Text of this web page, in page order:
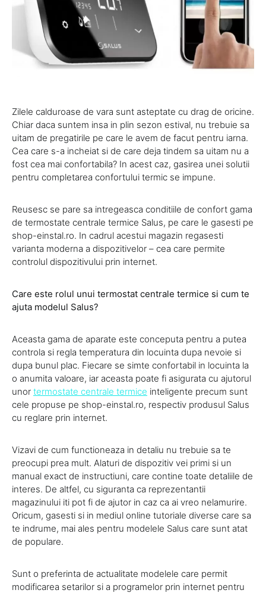
Zilele calduroase de vara sunt asteptate cu drag de oricine.
Chiar daca suntem insa in plin sezon estival, nu trebuie sa
uitam de pregatirile pe care le avem de facut pentru iarna.
Cea care s-a incheiat si de care deja tindem sa uitam nu a
fost cea mai confortabila? In acest caz, gasirea unei solutii
pentru completarea confortului termic se impune.
Reusesc se pare sa intregeasca conditiile de confort gama
de termostate centrale termice Salus, pe care le gasesti pe
shop-einstal.ro. In cadrul acestui magazin regasesti
varianta moderna a dispozitivelor – cea care permite
controlul dispozitivului prin internet.
Care este rolul unui termostat centrale termice si cum te
ajuta modelul Salus?
Aceasta gama de aparate este conceputa pentru a putea
controla si regla temperatura din locuinta dupa nevoie si
dupa bunul plac. Fiecare se simte confortabil in locuinta la
o anumita valoare, iar aceasta poate fi asigurata cu ajutorul
unor termostate centrale termice inteligente precum sunt
cele propuse pe shop-einstal.ro, respectiv produsul Salus
cu reglare prin internet.
Vizavi de cum functioneaza in detaliu nu trebuie sa te
preocupi prea mult. Alaturi de dispozitiv vei primi si un
manual exact de instructiuni, care contine toate detaliile de
interes. De altfel, cu siguranta ca reprezentantii
magazinului iti pot fi de ajutor in caz ca ai vreo nelamurire.
Oricum, gasesti si in mediul online tutoriale diverse care sa
te indrume, mai ales pentru modelele Salus care sunt atat
de populare.
Sunt o preferinta de actualitate modelele care permit
modificarea setarilor si a programelor prin internet pentru